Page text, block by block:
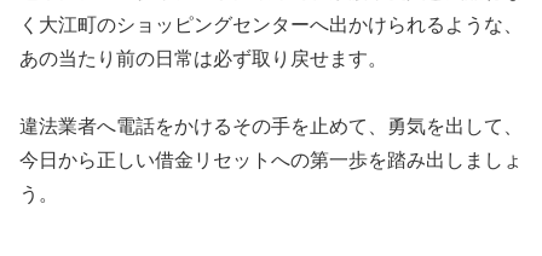
く大江町のショッピングセンターへ出かけられるような、
あの当たり前の日常は必ず取り戻せます。
違法業者へ電話をかけるその手を止めて、勇気を出して、
今日から正しい借金リセットへの第一歩を踏み出しましょ
う。